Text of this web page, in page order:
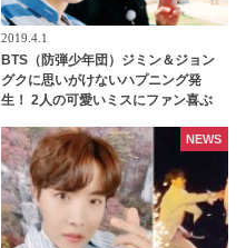
2019.4.1
BTS（防弾少年団）ジミン＆ジョン
グクに思いがけないハプニング発
生！ 2人の可愛いミスにファン喜ぶ
NEWS